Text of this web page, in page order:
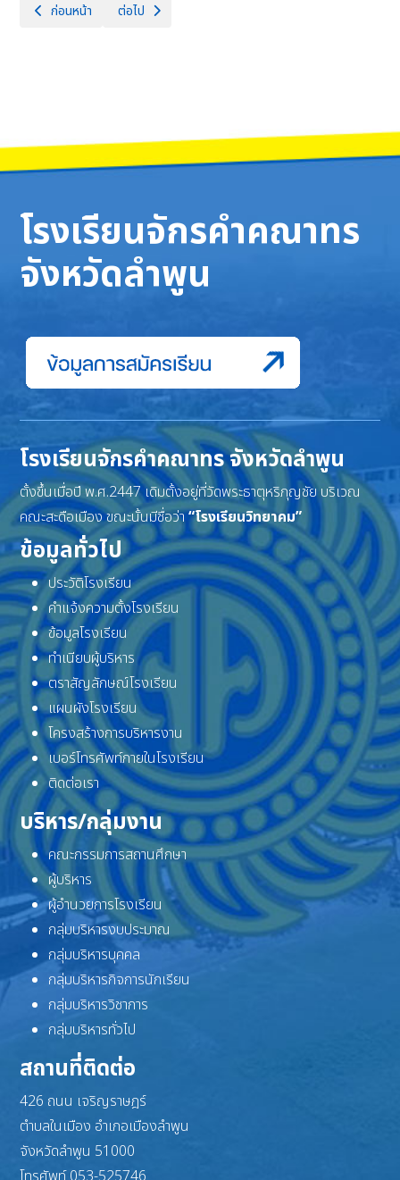
เนื้อหาก่อนหน้า: การประชุมแลกเปลี่ยนเรียนรู้และนำเสนอผลการดำเนินโ
ก่อนหน้า เนื้อหาถัดไป: คณะครูและคณะกรรมการสภานักเรียน และ
ต่อไป
โรงเรียนจักรคำคณาทร
จังหวัดลำพูน
โรงเรียนจักรคำคณาทร จังหวัดลำพูน
ตั้งขึ้นเมื่อปี พ.ศ.2447 เดิมตั้งอยู่ที่วัดพระธาตุหริภุญชัย บริเวณ
คณะสะดือเมือง ขณะนั้นมีชื่อว่า“โรงเรียนวิทยาคม”
ข้อมูลทั่วไป
ประวัติโรงเรียน
คำแจ้งความตั้งโรงเรียน
ข้อมูลโรงเรียน
ทำเนียบผู้บริหาร
ตราสัญลักษณ์โรงเรียน
แผนผังโรงเรียน
โครงสร้างการบริหารงาน
เบอร์โทรศัพท์ภายในโรงเรียน
ติดต่อเรา
บริหาร/กลุ่มงาน
คณะกรรมการสถานศึกษา
ผู้บริหาร
ผู้อำนวยการโรงเรียน
กลุ่มบริหารงบประมาณ
กลุ่มบริหารบุคคล
กลุ่มบริหารกิจการนักเรียน
กลุ่มบริหารวิชาการ
กลุ่มบริหารทั่วไป
สถานที่ติดต่อ
426 ถนน เจริญราษฎร์
ตำบลในเมือง อำเภอเมืองลำพูน
จังหวัดลำพูน 51000